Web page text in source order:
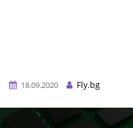
18.09.2020
Fly.bg